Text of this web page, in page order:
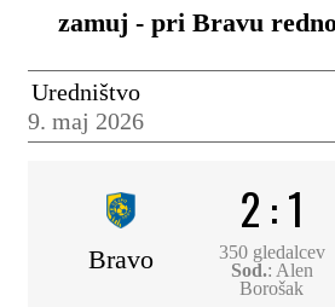
zamuj - pri Bravu
Uredništvo
9. maj 2026
Bravo
2 :1
350 gledalcev
Sod.: Alen
Borošak